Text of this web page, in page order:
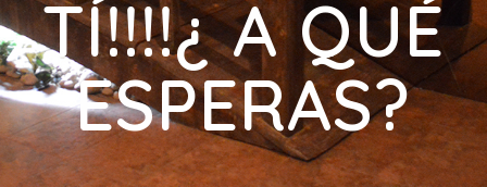
TÍ!!!!¿ A QUÉ
ESPERAS?